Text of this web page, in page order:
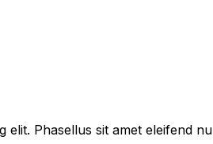
Phasellus sit amet eleifend